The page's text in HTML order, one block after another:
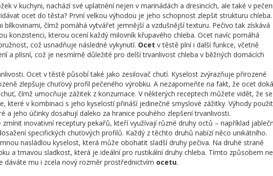
v kuchyni, nachází své uplatnění nejen v marinádách a dresincích, ale také v
ocet do těsta? První velkou výhodou je jeho schopnost zlepšit strukturu chleba.
bílkovinami, čímž pomáhá vytvářet jemnější a vzdušnější texturu. Pečivo tak získává
konzistenci, kterou ocení každý milovník křupavého chleba. Ocet navíc pomáhá
což usnadňuje následné vykynutí. Ocet v těstě plní i další funkce, včetně
a plísní, což je nesmírně důležité pro delší trvanlivost chleba v běžných domácích
Ocet v těstě působí také jako zesilovač chutí. Kyselost zvýrazňuje přirozené
zlepšuje chuťový profil pečeného výrobku. A nezapomeňte na fakt, že ocet
čímž umocňuje zážitek z konzumace. V některých receptech můžete vidět, že se
které v kombinaci s jeho kyselostí přináší jedinečné smyslové zážitky. Výhody
a jeho účinky dosahují daleko za hranice pouhého zlepšení trvanlivosti.
inovativní receptury pekařů, kteří využívají různé druhy octů – například
specifických chuťových profilů. Každý z těchto druhů nabízí něco unikátního.
nasládlou kyselost, která může obohatit sladší druhy pečiva. Na druhé straně
a tmavou sladkost, která je ideální pro rustikální druhy chleba. Tímto způsobem
dáváte mu i zcela nový rozměr prostřednictvím ocetu.